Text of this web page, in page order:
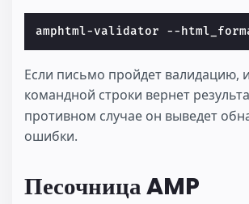
amphtml-validator --
Если письмо пройдет валидацию,
командной строки вернет
противном случае он выведет
ошибки.
Песочница AMP